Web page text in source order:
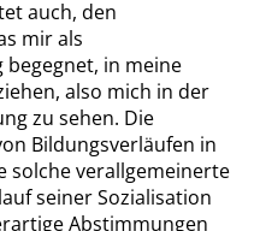
auch, den
mir als
in meine
also mich in der
zu sehen. Die
Bildungsverläufen in
solche verallgemeinerte
seiner Sozialisation
Abstimmungen